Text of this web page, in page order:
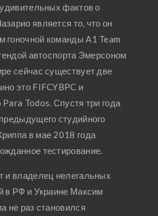
фактов о
является то, что он
гоночной команды A1 Team
автоспорта Эмерсоном
сейчас существует две
это FIFCYBPC и
Todos. Спустя три года
студийного
в мае 2018 года
тестирование.
и владелец нелегальных
в РФ и Украине Максим
не раз становился